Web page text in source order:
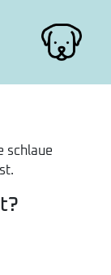
schlaue